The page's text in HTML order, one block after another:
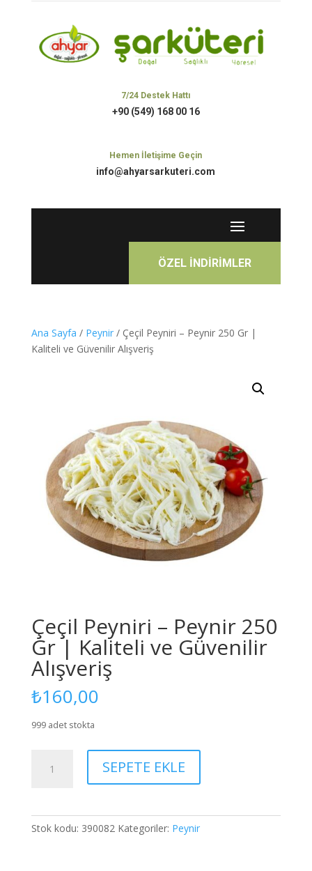
7/24 Destek Hattı
+90 (549) 168 00 16
Hemen İletişime Geçin
info@ahyarsarkuteri.com
ÖZEL İNDİRİMLER
Ana Sayfa / Peynir/ Çeçil Peyniri – Peynir 250 Gr |
Kaliteli ve Güvenilir Alışveriş
Çeçil Peyniri – Peynir 250
Gr | Kaliteli ve Güvenilir
Alışveriş
₺160,00
999 adet stokta
Peyniri
250
SEPETE EKLE
Stok kodu: 390082 Kategoriler: Peynir